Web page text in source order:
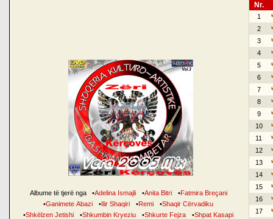
Albume të tjerë nga •Adelina Ismajli •Anita Bitri •Fatmira Breçani
•Ganimete Abazi •Ilir Shaqiri •Remi •Shaqir Cërvadiku
•Shkëlzen Jetishi •Shkumbin Kryeziu •Shkurte Fejza •Shpat Kasapi
Nr.
1
2
3
4
5
6
7
8
9
10
11
12
13
14
15
16
17